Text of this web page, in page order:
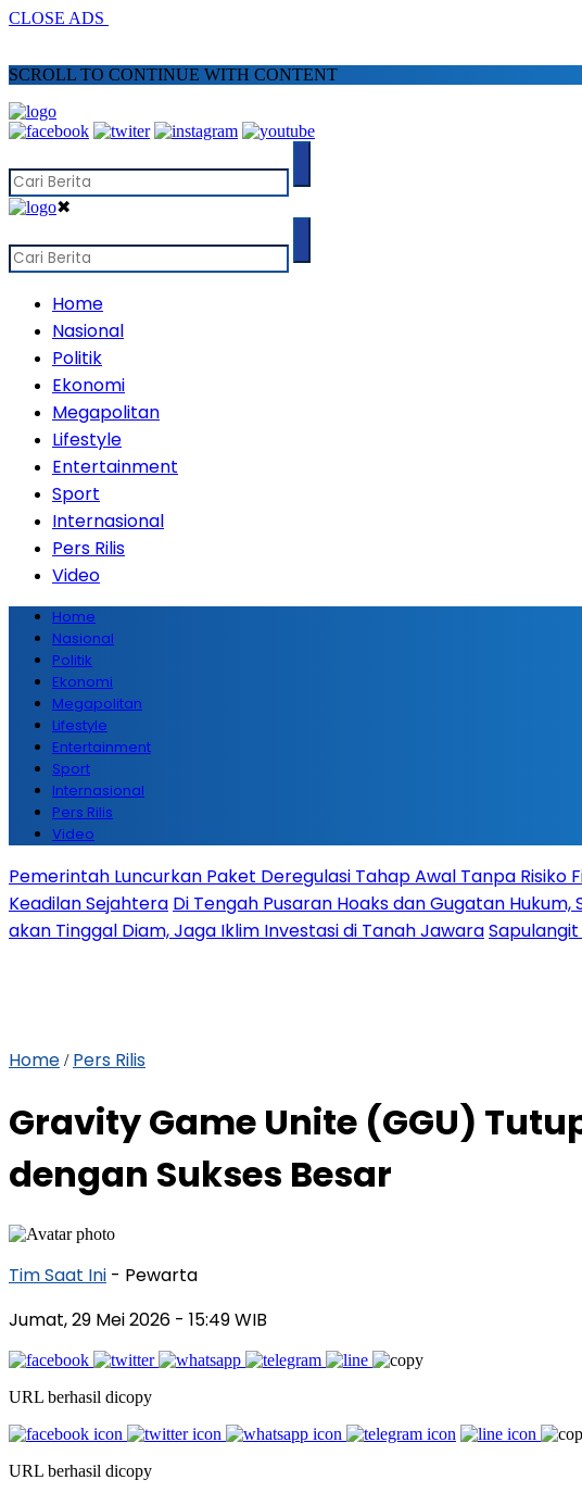
CLOSE ADS
SCROLL TO CONTINUE WITH CONTENT
✖
Home
Nasional
Politik
Ekonomi
Megapolitan
Lifestyle
Entertainment
Sport
Internasional
Pers Rilis
Video
Home
Nasional
Politik
Ekonomi
Megapolitan
Lifestyle
Entertainment
Sport
Internasional
Pers Rilis
Video
Pemerintah Luncurkan Paket Deregulasi Tahap Awal Tanpa Risiko
Keadilan Sejahtera Di Tengah Pusaran Hoaks dan Gugatan
akan Tinggal Diam, Jaga Iklim Investasi di Tanah Jawara
Home / Pers Rilis
Gravity Game Unite (GGU)
dengan Sukses Besar
Tim Saat Ini - Pewarta
Jumat, 29 Mei 2026 - 15:49 WIB
URL berhasil dicopy
URL berhasil dicopy